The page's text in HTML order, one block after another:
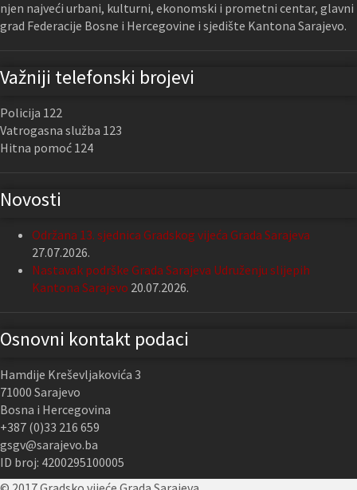
njen najveći urbani, kulturni, ekonomski i prometni centar, glavni
grad Federacije Bosne i Hercegovine i sjedište Kantona Sarajevo.
Važniji telefonski brojevi
Policija 122
Vatrogasna služba 123
Hitna pomoć 124
Novosti
Održana 13. sjednica Gradskog vijeća Grada Sarajeva
27.07.2026.
Nastavak podrške Grada Sarajeva Udruženju slijepih
Kantona Sarajevo 20.07.2026.
Osnovni kontakt podaci
Hamdije Kreševljakovića 3
71000 Sarajevo
Bosna i Hercegovina
+387 (0)33 216 659
gsgv@sarajevo.ba
ID broj: 4200295100005